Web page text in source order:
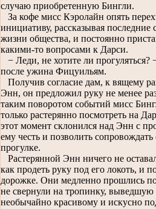
случаю приобретенную Бингли.
За кофе мисс Кэролайн опять
инициативу, рассказывая последние
жизни общества, и постоянно
какими-то вопросами к Дарси.
− Леди, не хотите ли прогуляться?
после ужина Фицуильям.
Получив согласие дам, к вящему
Энн, он предложил руку не менее
таким поворотом событий мисс
только растерянно посмотреть на
этот момент склонился над Энн с
ему честь и позволить сопровождать
прогулке.
Растерянной Энн ничего не
как продеть руку под его локоть, и
дорожке. Они медленно прошлись
не свернули на тропинку, выведшую
необычайно красивому и искусно